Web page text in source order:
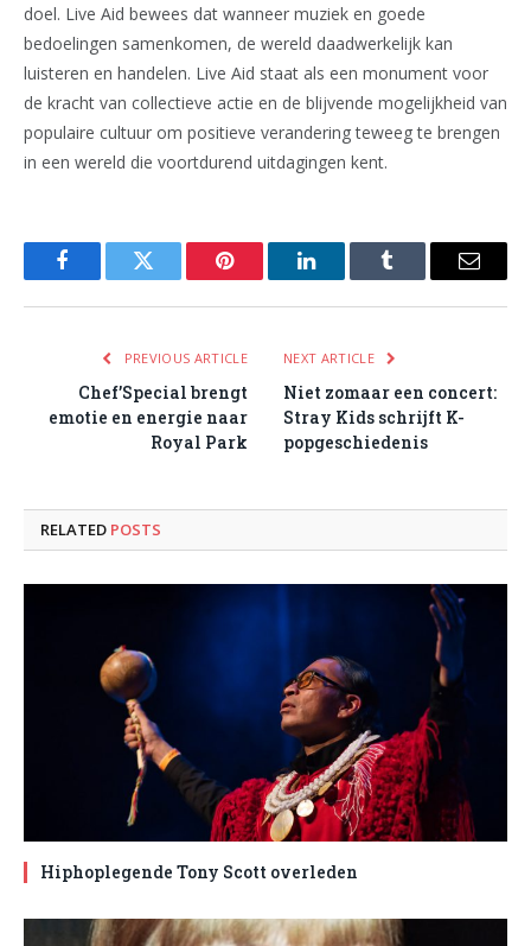
doel. Live Aid bewees dat wanneer muziek en goede
bedoelingen samenkomen, de wereld daadwerkelijk kan
luisteren en handelen. Live Aid staat als een monument voor
de kracht van collectieve actie en de blijvende mogelijkheid van
populaire cultuur om positieve verandering teweeg te brengen
in een wereld die voortdurend uitdagingen kent.
FacebookTwitter Pinterest LinkedInTumblr Email
PREVIOUS ARTICLE
Chef’Special brengt
emotie en energie naar
Royal Park
NEXT ARTICLE
Niet zomaar een concert:
Stray Kids schrijft K-
popgeschiedenis
RELATED POSTS
Hiphoplegende Tony Scott overleden